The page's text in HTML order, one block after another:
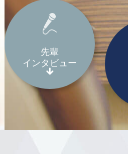
先輩
インタビュー